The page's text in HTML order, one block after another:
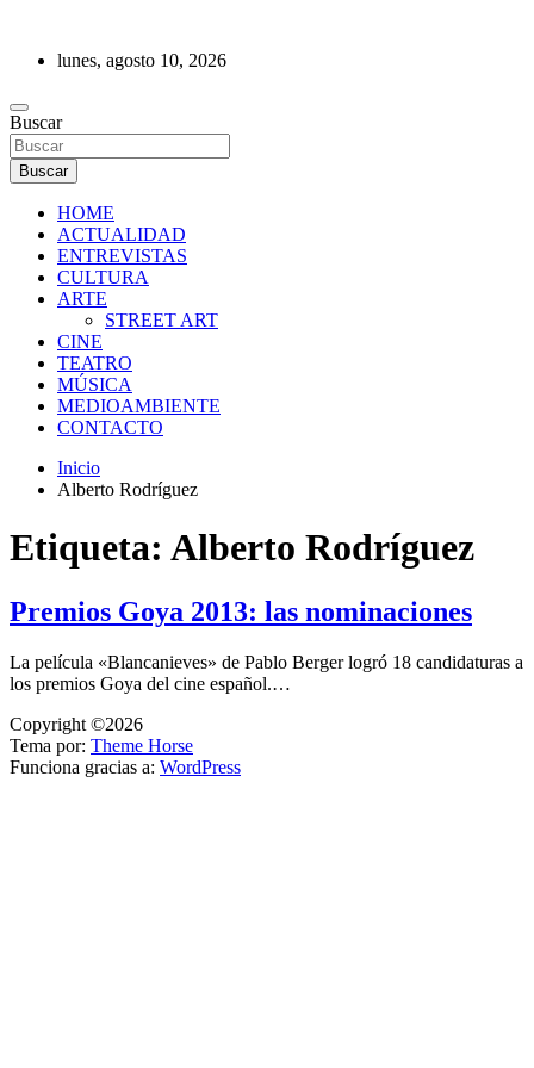
contenidolunes, agosto 10, 2026
REVISTA DE PRENSA
Buscar
Buscar
HOME
ACTUALIDAD
ENTREVISTAS
CULTURA
ARTE
STREET ART
CINE
TEATRO
MÚSICA
MEDIOAMBIENTE
CONTACTO
Inicio
Alberto Rodríguez
Etiqueta: Alberto Rodríguez
Premios Goya 2013: las nominaciones
La película «Blancanieves» de Pablo Berger logró 18 candidaturas a
los premios Goya del cine español.…
Copyright ©2026
Tema por: Theme Horse
Funciona gracias a: WordPress